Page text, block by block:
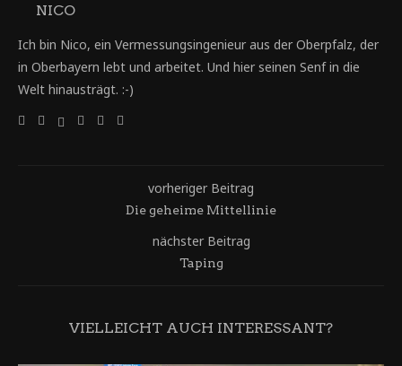
NICO
Ich bin Nico, ein Vermessungsingenieur aus der Oberpfalz, der
in Oberbayern lebt und arbeitet. Und hier seinen Senf in die
Welt hinausträgt. :-)
vorheriger Beitrag
Die geheime Mittellinie
nächster Beitrag
Taping
VIELLEICHT AUCH INTERESSANT?